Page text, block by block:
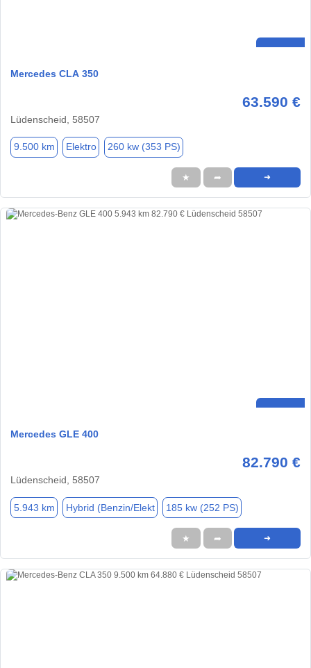
Mercedes CLA 350
63.590 €
Lüdenscheid, 58507
9.500 km Elektro 260 kw (353 PS)
★ ➦ ➜
Mercedes GLE 400
82.790 €
Lüdenscheid, 58507
5.943 km Hybrid (Benzin/Elekt 185 kw (252 PS)
★ ➦ ➜